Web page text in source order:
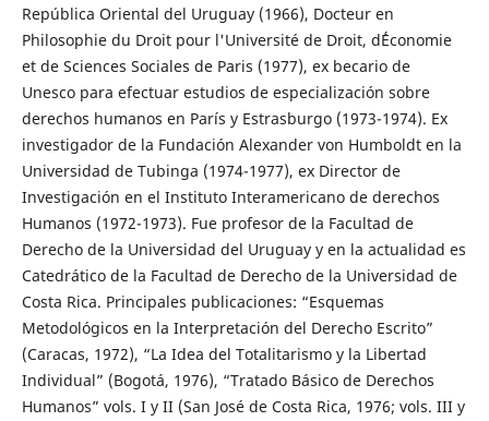
República Oriental del Uruguay (1966), Docteur en
Philosophie du Droit pour l'Université de Droit, d´Économie
et de Sciences Sociales de Paris (1977), ex becario de
Unesco para efectuar estudios de especialización sobre
derechos humanos en París y Estrasburgo (1973-1974). Ex
investigador de la Fundación Alexander von Humboldt en la
Universidad de Tubinga (1974-1977), ex Director de
Investigación en el Instituto Interamericano de derechos
Humanos (1972-1973). Fue profesor de la Facultad de
Derecho de la Universidad del Uruguay y en la actualidad es
Catedrático de la Facultad de Derecho de la Universidad de
Costa Rica. Principales publicaciones: “Esquemas
Metodológicos en la Interpretación del Derecho Escrito”
(Caracas, 1972), “La Idea del Totalitarismo y la Libertad
Individual” (Bogotá, 1976), “Tratado Básico de Derechos
Humanos” vols. I y II (San José de Costa Rica, 1976; vols. III y